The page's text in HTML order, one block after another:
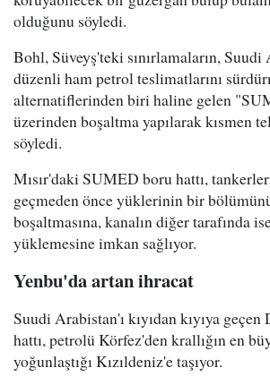
olduğunu söyledi.
Bohl, Süveyş'teki sınırlamaların, Suudi
düzenli ham petrol teslimatlarını
alternatiflerinden biri haline gelen
üzerinden boşaltma yapılarak kısmen
söyledi.
Mısır'daki SUMED boru hattı,
geçmeden önce yüklerinin bir
boşaltmasına, kanalın diğer tarafında
yüklemesine imkan sağlıyor.
Yenbu'da artan ihracat
Suudi Arabistan'ı kıyıdan kıyıya
hattı, petrolü Körfez'den krallığın en
yoğunlaştığı Kızıldeniz'e taşıyor.